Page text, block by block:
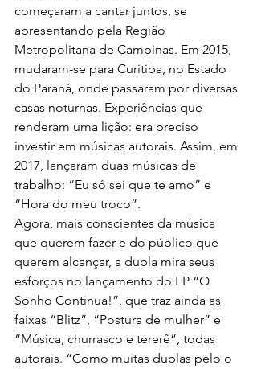
começaram a cantar juntos, se
apresentando pela Região
Metropolitana de Campinas. Em 2015,
mudaram-se para Curitiba, no Estado
do Paraná, onde passaram por diversas
casas noturnas. Experiências que
renderam uma lição: era preciso
investir em músicas autorais. Assim, em
2017, lançaram duas músicas de
trabalho: “Eu só sei que te amo” e
“Hora do meu troco”.
Agora, mais conscientes da música
que querem fazer e do público que
querem alcançar, a dupla mira seus
esforços no lançamento do EP “O
Sonho Continua!”, que traz ainda as
faixas “Blitz”, “Postura de mulher” e
“Música, churrasco e tererê”, todas
autorais. “Como muitas duplas pelo o